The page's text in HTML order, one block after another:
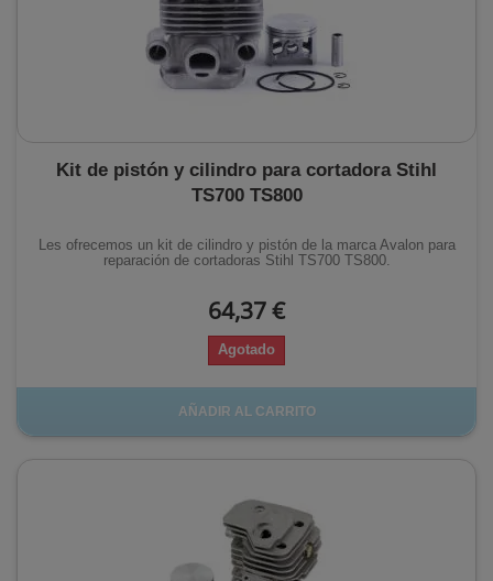
Kit de pistón y cilindro para cortadora Stihl
TS700 TS800
Les ofrecemos un kit de cilindro y pistón de la marca Avalon para
reparación de cortadoras Stihl TS700 TS800.
64,37 €
Agotado
AÑADIR AL CARRITO